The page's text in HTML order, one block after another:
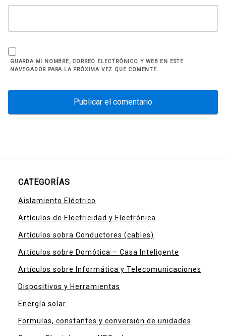
GUARDA MI NOMBRE, CORREO ELECTRÓNICO Y WEB EN ESTE
NAVEGADOR PARA LA PRÓXIMA VEZ QUE COMENTE.
CATEGORÍAS
Aislamiento Eléctrico
Artículos de Electricidad y Electrónica
Artículos sobra Conductores (cables)
Artículos sobre Domótica – Casa Inteligente
Artículos sobre Informática y Telecomunicaciones
Dispositivos y Herramientas
Energía solar
Formulas, constantes y conversión de unidades